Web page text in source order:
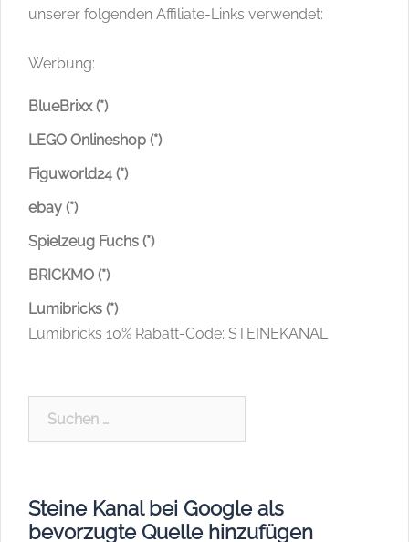
unserer folgenden Affiliate-Links verwendet:
Werbung:
BlueBrixx (*)
LEGO Onlineshop (*)
Figuworld24 (*)
ebay (*)
Spielzeug Fuchs (*)
BRICKMO (*)
Lumibricks (*)
Lumibricks 10% Rabatt-Code: STEINEKANAL
Steine Kanal bei Google als
bevorzugte Quelle hinzufügen